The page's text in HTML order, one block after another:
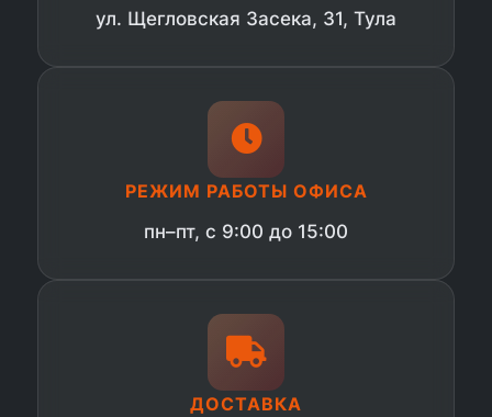
ул. Щегловская Засека, 31, Тула
РЕЖИМ РАБОТЫ ОФИСА
пн–пт, с 9:00 до 15:00
ДОСТАВКА